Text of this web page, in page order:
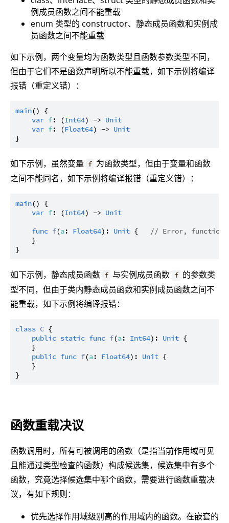
例成员函数之间不能重载
enum 类型的 constructor、静态成员函数和实例成
员函数之间不能重载
如下示例，两个变量均为函数类型且函数参数类型不同，
但由于它们不是函数声明所以不能重载，如下示例将编译
报错（重定义错）：
main() {
var f: (Int64) -> Unit
var f: (Float64) -> Unit
如下示例，虽然变量 f 为函数类型，但由于变量和函数
之间不能同名，如下示例将编译报错（重定义错）：
main() {
var f: (Int64) -> Unit
func f(a: Float64): Unit {
// Error, functions
    }
如下示例，静态成员函数 f 与实例成员函数 f 的参数类
型不同，但由于类内静态成员函数和实例成员函数之间不
能重载，如下示例将编译报错：
class C {
public static func f(a: Int64): Unit {
    }
public func f(a: Float64): Unit {
    }
函数重载决议
函数调用时，所有可被调用的函数（是指当前作用域可见
且能通过类型检查的函数）构成候选集，候选集中有多个
函数，究竟选择候选集中哪个函数，需要进行函数重载决
议，有如下规则：
优先选择作用域级别高的作用域内的函数。在嵌套的